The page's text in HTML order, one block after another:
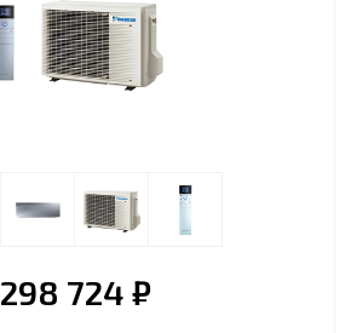
298 724 ₽